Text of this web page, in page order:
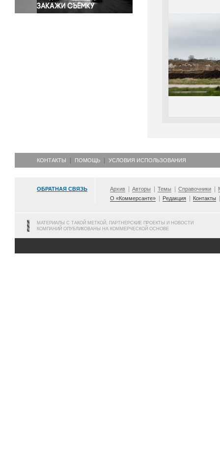
КОНТАКТЫ ПОМОЩЬ УСЛОВИЯ ИСПОЛЬЗОВАНИЯ
ОБРАТНАЯ СВЯЗЬ Архив Авторы Темы Справочники
О «Коммерсанте»
Редакция Контакты
МАТЕРИАЛЫ С ТАКОЙ МЕТКОЙ, ПАРТНЕРСКИЕ ПРОЕКТЫ И НОВОСТИ
КОМПАНИЙ ОПУБЛИКОВАНЫ НА КОММЕРЧЕСКОЙ ОСНОВЕ